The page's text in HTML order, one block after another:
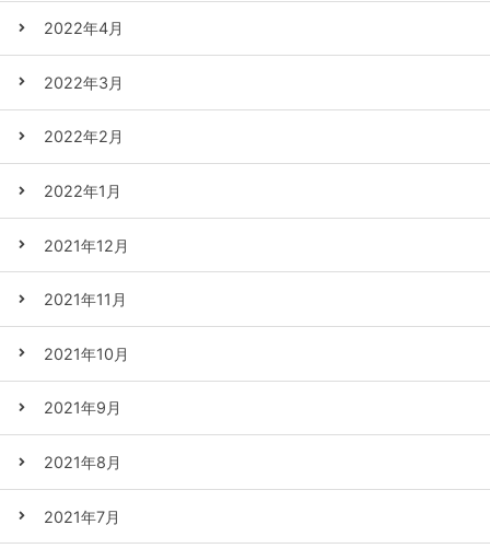
2022年4月
2022年3月
2022年2月
2022年1月
2021年12月
2021年11月
2021年10月
2021年9月
2021年8月
2021年7月